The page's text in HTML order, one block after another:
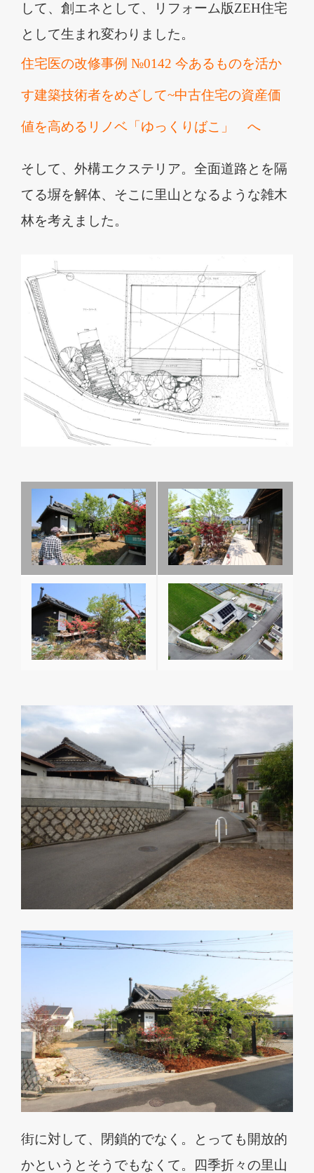
して、創エネとして、リフォーム版ZEH住宅
として生まれ変わりました。
住宅医の改修事例 №0142 今あるものを活か
す建築技術者をめざして~中古住宅の資産価
値を高めるリノベ「ゆっくりばこ」 へ
そして、外構エクステリア。 全面道路とを隔
てる塀を解体、そこに里山となるような雑木
林を考えました。
街に対して、閉鎖的でなく。とっても開放的
かというとそうでもなくて。四季折々の里山